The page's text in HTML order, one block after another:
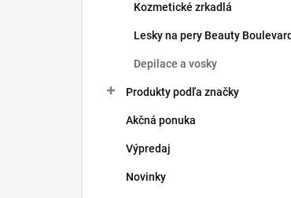
Kozmetické zrkadlá
Lesky na pery Beauty Boulevard
Depilace a vosky
Produkty podľa značky
Akčná ponuka
Výpredaj
Novinky